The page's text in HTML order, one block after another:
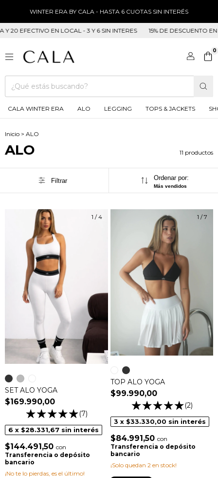
WINTER ERA BY CALA - HASTA 6 CUOTAS SIN INTERÉS
EN LOCAL - 3 Y 6 SIN INTERES 15% DE DESCUENTO EN
0
CALA WINTER ERA ALO LEGGING TOPS & JACKETS
Inicio > ALO
ALO 11 productos
Filtrar Ordenar por:
Más vendidos
1 /4
SET ALO YOGA
$169.990,00
(7)
6 x $28.331,67 sin interés
$144.491,50 con
Transferencia o depósito
bancario
¡No te lo pierdas, es el último!
1 /7
TOP ALO YOGA
$99.990,00
(2)
3 x $33.330,00 sin interés
$84.991,50 con
Transferencia o depósito
bancario
¡Solo quedan 2 en stock!